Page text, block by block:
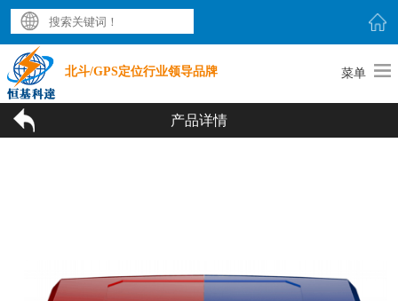
北斗/GPS定位行业领导品牌 菜单
产品详情